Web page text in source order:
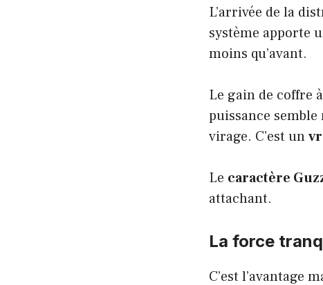
L’arrivée de la
système apporte
moins qu’avant.
Le gain de coffre
puissance
virage. C’est un
Le caractère
attachant.
La force
C’est l’avantage